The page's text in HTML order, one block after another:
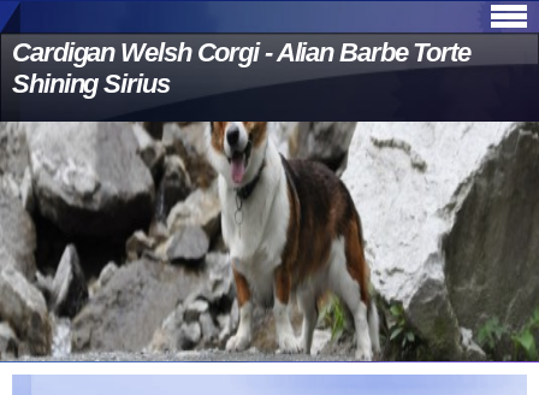
Cardigan Welsh Corgi - Alian Barbe Torte
Shining Sirius